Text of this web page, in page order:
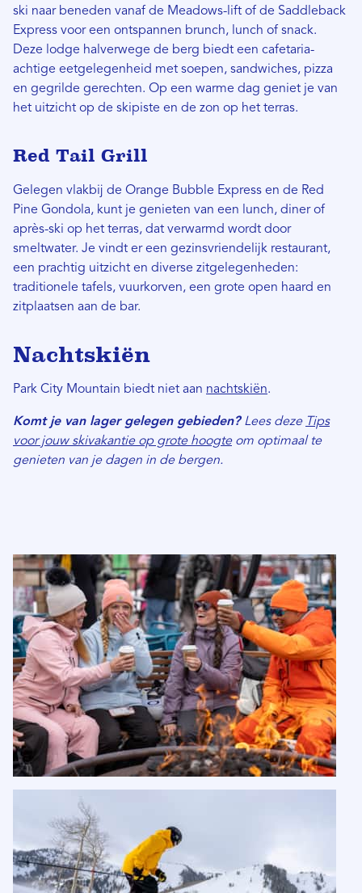
ski naar beneden vanaf de Meadows-lift of de Saddleback
Express voor een ontspannen brunch, lunch of snack.
Deze lodge halverwege de berg biedt een cafetaria-
achtige eetgelegenheid met soepen, sandwiches, pizza
en gegrilde gerechten. Op een warme dag geniet je van
het uitzicht op de skipiste en de zon op het terras.
Red Tail Grill
Gelegen vlakbij de Orange Bubble Express en de Red
Pine Gondola, kunt je genieten van een lunch, diner of
après-ski op het terras, dat verwarmd wordt door
smeltwater. Je vindt er een gezinsvriendelijk restaurant,
een prachtig uitzicht en diverse zitgelegenheden:
traditionele tafels, vuurkorven, een grote open haard en
zitplaatsen aan de bar.
Nachtskiën
Park City Mountain biedt niet aan nachtskiën.
Komt je van lager gelegen gebieden? Lees deze Tips
voor jouw skivakantie op grote hoogteom optimaal te
genieten van je dagen in de bergen.